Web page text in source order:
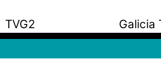
TVG2 Galicia